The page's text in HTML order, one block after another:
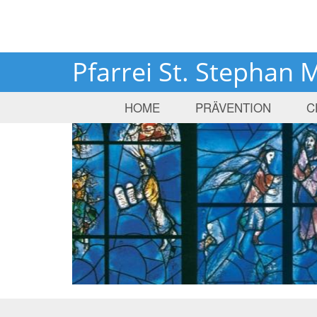
Pfarrei St. Stephan
HOME PRÄVENTION